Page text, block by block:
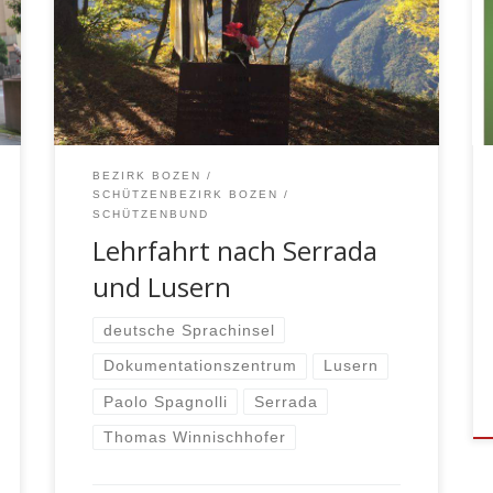
uns auch schon Dr. Paolo Spagnolli
erwartete, welcher unsere Gruppe
zusammen mit Thomas Winnischhofer
durch die Wolfsschlucht führte.
BEZIRK BOZEN
SCHÜTZENBEZIRK BOZEN
SCHÜTZENBUND
Lehrfahrt nach Serrada
und Lusern
deutsche Sprachinsel
Dokumentationszentrum Lusern
Paolo Spagnolli Serrada
Thomas Winnischhofer